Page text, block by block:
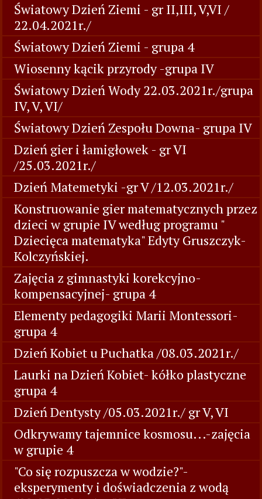
Światowy Dzień Ziemi - gr II,III, V,VI /
22.04.2021r./
Światowy Dzień Ziemi - grupa 4
Wiosenny kącik przyrody -grupa IV
Światowy Dzień Wody 22.03.2021r./grupa
IV, V, VI/
Światowy Dzień Zespołu Downa- grupa IV
Dzień gier i łamigłowek - gr VI
/25.03.2021r./
Dzień Matemetyki -gr V /12.03.2021r./
Konstruowanie gier matematycznych przez
dzieci w grupie IV według programu "
Dziecięca matematyka" Edyty Gruszczyk-
Kolczyńskiej.
Zajęcia z gimnastyki korekcyjno-
kompensacyjnej- grupa 4
Elementy pedagogiki Marii Montessori-
grupa 4
Dzień Kobiet u Puchatka /08.03.2021r./
Laurki na Dzień Kobiet- kółko plastyczne
grupa 4
Dzień Dentysty /05.03.2021r./ gr V, VI
Odkrywamy tajemnice kosmosu...-zajęcia
w grupie 4
"Co się rozpuszcza w wodzie?"-
eksperymenty i doświadczenia z wodą